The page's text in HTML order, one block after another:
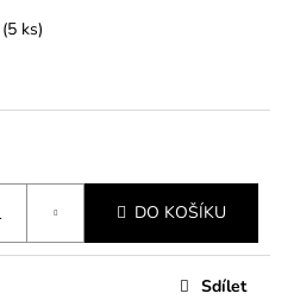
(5 ks)
DO KOŠÍKU
Sdílet